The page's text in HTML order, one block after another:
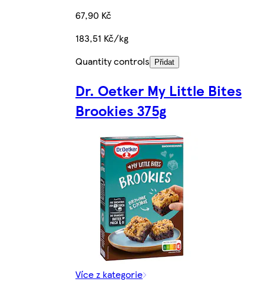
67,90 Kč
183,51 Kč/kg
Quantity controls
Přidat
Dr. Oetker My Little Bites
Brookies 375g
Více z kategorie